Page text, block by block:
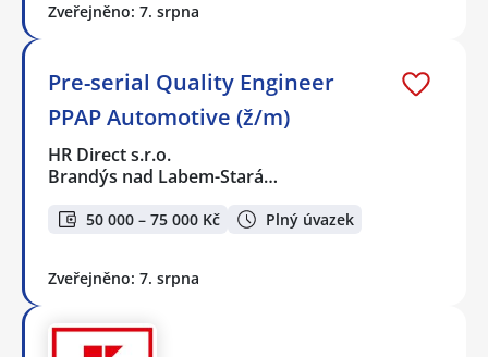
Zveřejněno: 7. srpna
Pre-serial Quality Engineer
PPAP Automotive (ž/m)
HR Direct s.r.o.
Brandýs nad Labem-Stará…
50 000 – 75 000 Kč Plný úvazek
Zveřejněno: 7. srpna